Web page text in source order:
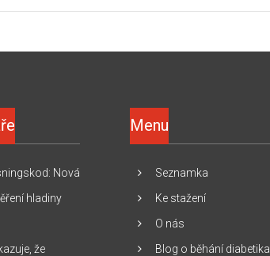
: Nová
hladiny
že
Menu
Seznamka
Ke stažení
O nás
Blog o běhání diabetika